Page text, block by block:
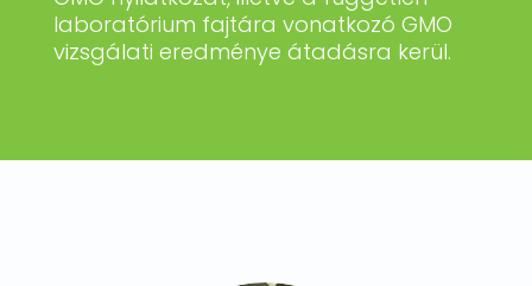
laboratórium fajtára vonatkozó GMO
vizsgálati eredménye átadásra kerül.